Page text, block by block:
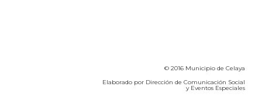
© 2016 Municipio de Celaya
Elaborado por Dirección de Comunicación Social
y Eventos Especiales